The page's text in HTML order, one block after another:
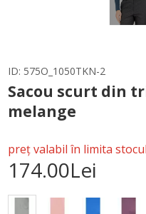
ID: 575O_1050TKN-2
Sacou scurt din
melange
preț valabil în limita
174.00Lei